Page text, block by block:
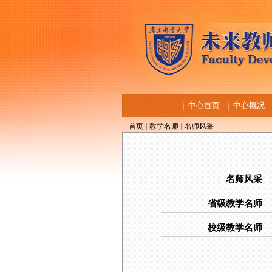
中心首页 中心概况
首页 教学名师 名师风采
名师风采
省级教学名师
校级教学名师